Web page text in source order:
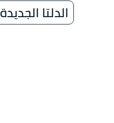
الدلتا الجديدة